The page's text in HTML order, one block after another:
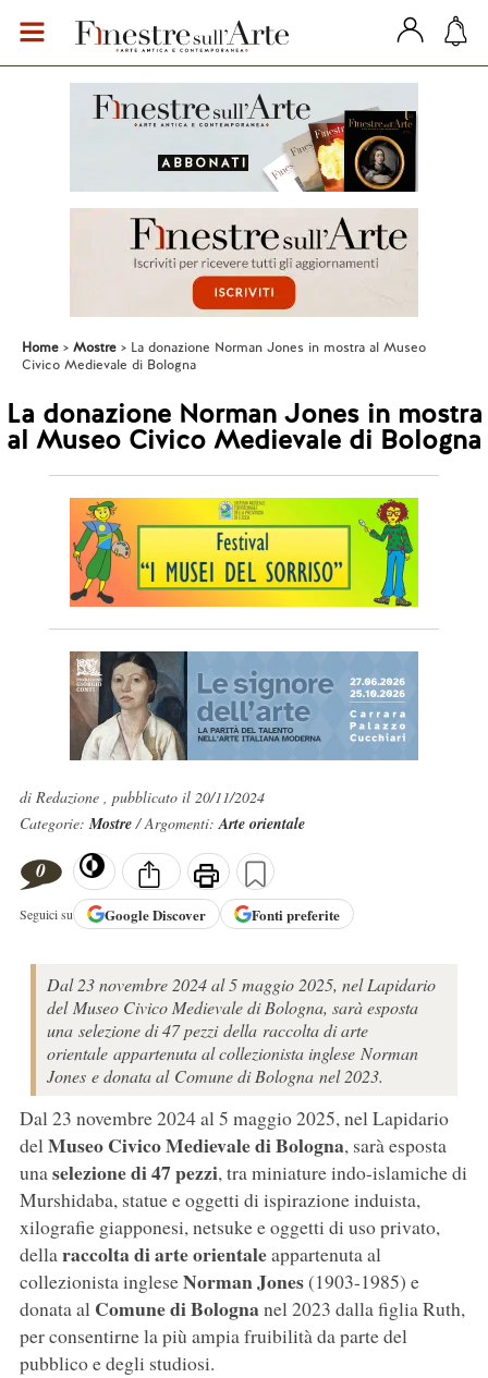
Home Mostre
La donazione Norman Jones in mostra al Museo
Civico Medievale di Bologna
La donazione Norman Jones in mostra
al Museo Civico Medievale di Bologna
di Redazione , pubblicato il 20/11/2024
Categorie:Mostre/ Argomenti:Arte orientale
0
Seguici su GoogleDiscover Fonti preferite
Dal 23 novembre 2024 al 5 maggio 2025, nel Lapidario
del Museo Civico Medievale di Bologna, sarà esposta
una selezione di 47 pezzi della raccolta di arte
orientale appartenuta al collezionista inglese Norman
Jones e donata al Comune di Bologna nel 2023.
Dal 23 novembre 2024 al 5 maggio 2025, nel Lapidario
delMuseo Civico Medievale di Bologna, sarà esposta
unaselezione di 47 pezzi, tra miniature indo-islamiche di
Murshidaba, statue e oggetti di ispirazione induista,
xilografie giapponesi, netsuke e oggetti di uso privato,
dellaraccolta di arte orientaleappartenuta al
collezionista ingleseNorman Jones(1903-1985) e
donata al Comune di Bolognanel 2023 dalla figlia Ruth,
per consentirne la più ampia fruibilità da parte del
pubblico e degli studiosi.